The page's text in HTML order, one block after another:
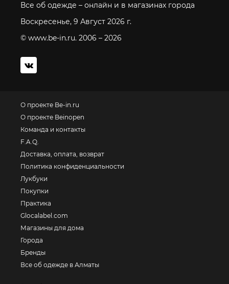
Все об одежде – онлайн и в магазинах города
Воскресенье, 9 Август 2026 г.
© www.be-in.ru. 2006 – 2026
О проекте Be-in.ru
О проекте Beinopen
Команда и контакты
F.A.Q.
Доставка, оплата, возврат
Политика конфиденциальности
Лукбуки
Покупки
Практика
Glocalabel.com
Магазины для дома
Города
Бренды
Все об одежде в Алматы